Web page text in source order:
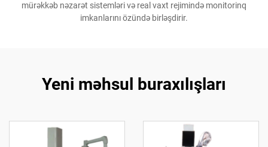
mürəkkəb nəzarət sistemləri və real vaxt rejimində monitorinq
imkanlarını özündə birləşdirir.
Yeni məhsul buraxılışları